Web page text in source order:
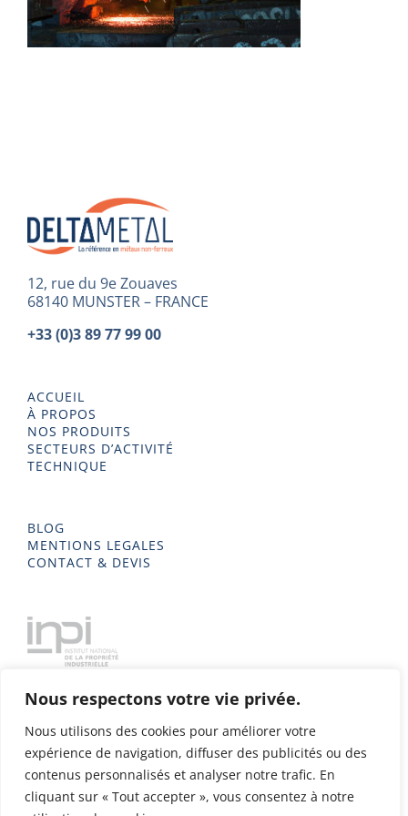
Nous respectons votre vie privée.
Nous utilisons des cookies pour améliorer votre
expérience de navigation, diffuser des publicités ou des
contenus personnalisés et analyser notre trafic. En
cliquant sur « Tout accepter », vous consentez à notre
12, rue du 9e Zouaves
68140 MUNSTER – FRANCE
+33 (0)3 89 77 99 00
ACCUEIL
À PROPOS
NOS PRODUITS
SECTEURS D’ACTIVITÉ
TECHNIQUE
BLOG
MENTIONS LEGALES
CONTACT & DEVIS